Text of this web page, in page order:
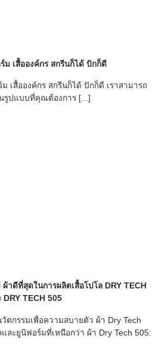
ม เสื้อองค์กร สกรีนก็ได้ ปักก็ดี
เสื้อองค์กร สกรีนก็ได้ ปักก็ดี เราสามารถ
รูปแบบที่คุณต้องการ [...]
าดีที่สุดในการผลิตเสื้อโปโล DRY TECH
DRY TECH 505
ตกรรมเพื่อความสบายตัว ผ้า Dry Tech
ละยูนิฟอร์มที่เหนือกว่า ผ้า Dry Tech 505: